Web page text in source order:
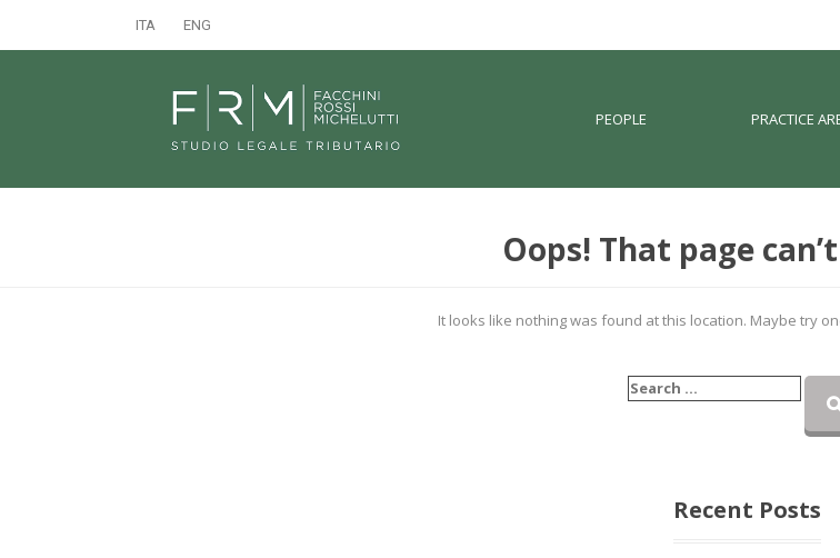
ITA ENG
PEOPLE PRACTICE
Oops! That page
It looks like nothing was found at this location. Maybe try
Recent Posts